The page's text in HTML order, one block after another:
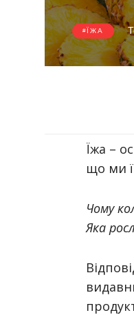
ЇЖА
Їжа –
що ми
Чому
Яка